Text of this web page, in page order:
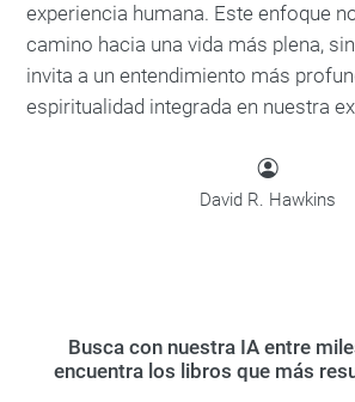
experiencia humana. Este enfoque
camino hacia una vida más plena,
invita a un entendimiento más
espiritualidad integrada en nuestra
David R. Hawkins
Busca con nuestra IA entre
encuentra los libros que más